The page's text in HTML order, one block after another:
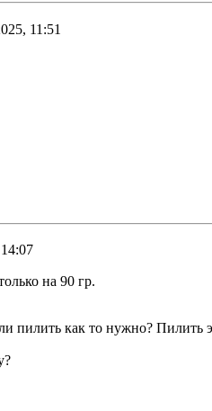
11:51
на 90 гр.
как то нужно? Пилить